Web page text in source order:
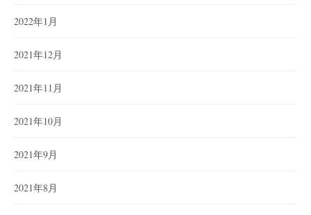
2022年1月
2021年12月
2021年11月
2021年10月
2021年9月
2021年8月